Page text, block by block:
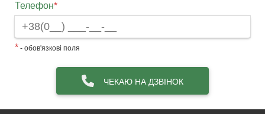
Телефон*
* - обов'язкові поля
ЧЕКАЮ НА ДЗВІНОК